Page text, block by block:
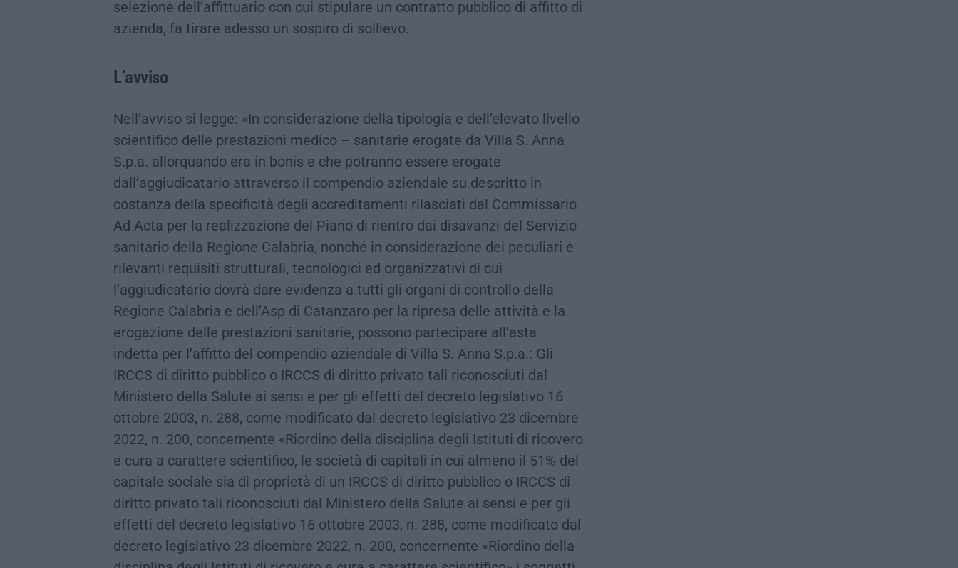
selezione dell’affittuario con cui stipulare un contratto pubblico di affitto di
azienda, fa tirare adesso un sospiro di sollievo.
L’avviso
Nell’avviso si legge: «In considerazione della tipologia e dell’elevato livello
scientifico delle prestazioni medico – sanitarie erogate da Villa S. Anna
S.p.a. allorquando era in bonis e che potranno essere erogate
dall’aggiudicatario attraverso il compendio aziendale su descritto in
costanza della specificità degli accreditamenti rilasciati dal Commissario
Ad Acta per la realizzazione del Piano di rientro dai disavanzi del Servizio
sanitario della Regione Calabria, nonché in considerazione dei peculiari e
rilevanti requisiti strutturali, tecnologici ed organizzativi di cui
l’aggiudicatario dovrà dare evidenza a tutti gli organi di controllo della
Regione Calabria e dell’Asp di Catanzaro per la ripresa delle attività e la
erogazione delle prestazioni sanitarie, possono partecipare all’asta
indetta per l’affitto del compendio aziendale di Villa S. Anna S.p.a.: Gli
IRCCS di diritto pubblico o IRCCS di diritto privato tali riconosciuti dal
Ministero della Salute ai sensi e per gli effetti del decreto legislativo 16
ottobre 2003, n. 288, come modificato dal decreto legislativo 23 dicembre
2022, n. 200, concernente «Riordino della disciplina degli Istituti di ricovero
e cura a carattere scientifico, le società di capitali in cui almeno il 51% del
capitale sociale sia di proprietà di un IRCCS di diritto pubblico o IRCCS di
diritto privato tali riconosciuti dal Ministero della Salute ai sensi e per gli
effetti del decreto legislativo 16 ottobre 2003, n. 288, come modificato dal
decreto legislativo 23 dicembre 2022, n. 200, concernente «Riordino della